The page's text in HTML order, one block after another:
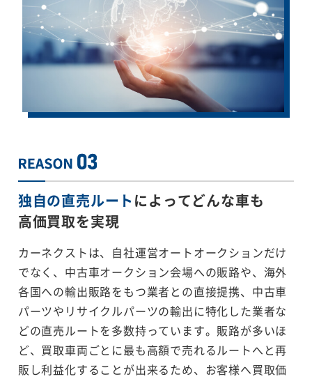
独自の直売ルートによってどんな車も
高価買取を実現
カーネクストは、自社運営オートオークションだけ
でなく、中古車オークション会場への販路や、海外
各国への輸出販路をもつ業者との直接提携、中古車
パーツやリサイクルパーツの輸出に特化した業者な
どの直売ルートを多数持っています。販路が多いほ
ど、買取車両ごとに最も高額で売れるルートへと再
販し利益化することが出来るため、お客様へ買取価